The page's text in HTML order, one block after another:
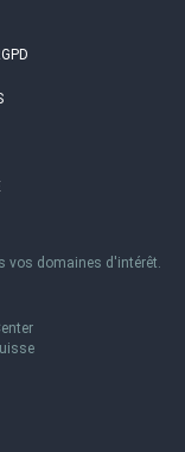
vos domaines d'intérêt.